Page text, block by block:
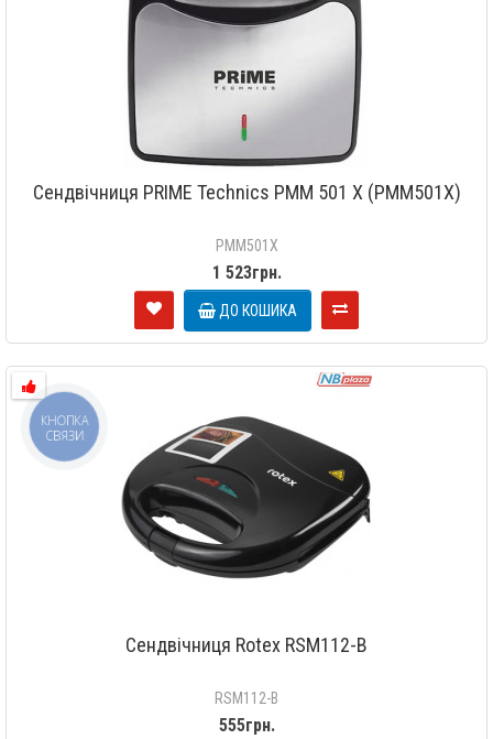
Сендвічниця PRIME Technics PMM 501 X (PMM501X)
PMM501X
1 523грн.
ДО КОШИКА
Сендвічниця Rotex RSM112-B
RSM112-B
555грн.
КНОПКА
СВЯЗИ